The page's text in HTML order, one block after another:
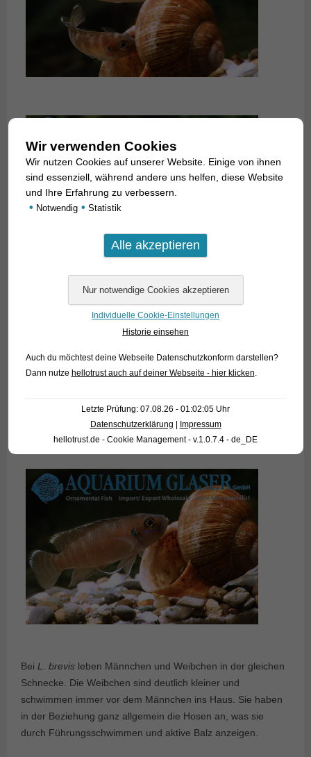
Bei L. brevis leben Männchen und Weibchen in der gleichen
Schnecke. Die Weibchen sind deutlich kleiner und
schwimmen immer vor dem Männchen ins Haus. Sie haben
in der Beziehung ganz allgemein die Hosen an, was sie
durch Führungsschwimmen und aktive Balz anzeigen.
Wir verwenden Cookies
Wir nutzen Cookies auf unserer Website. Einige von ihnen
sind essenziell, während andere uns helfen, diese Website
und Ihre Erfahrung zu verbessern.
• Notwendig • Statistik
Individuelle Cookie-Einstellungen
Historie einsehen
Auch du möchtest deine Webseite Datenschutzkonform darstellen?
Dann nutze hellotrust auch auf deiner Webseite - hier klicken.
Letzte Prüfung: 07.08.26 - 01:02:05 Uhr
Datenschutzerklärung
Impressum
hellotrust.de - Cookie Management - v.1.0.7.4 - de_DE